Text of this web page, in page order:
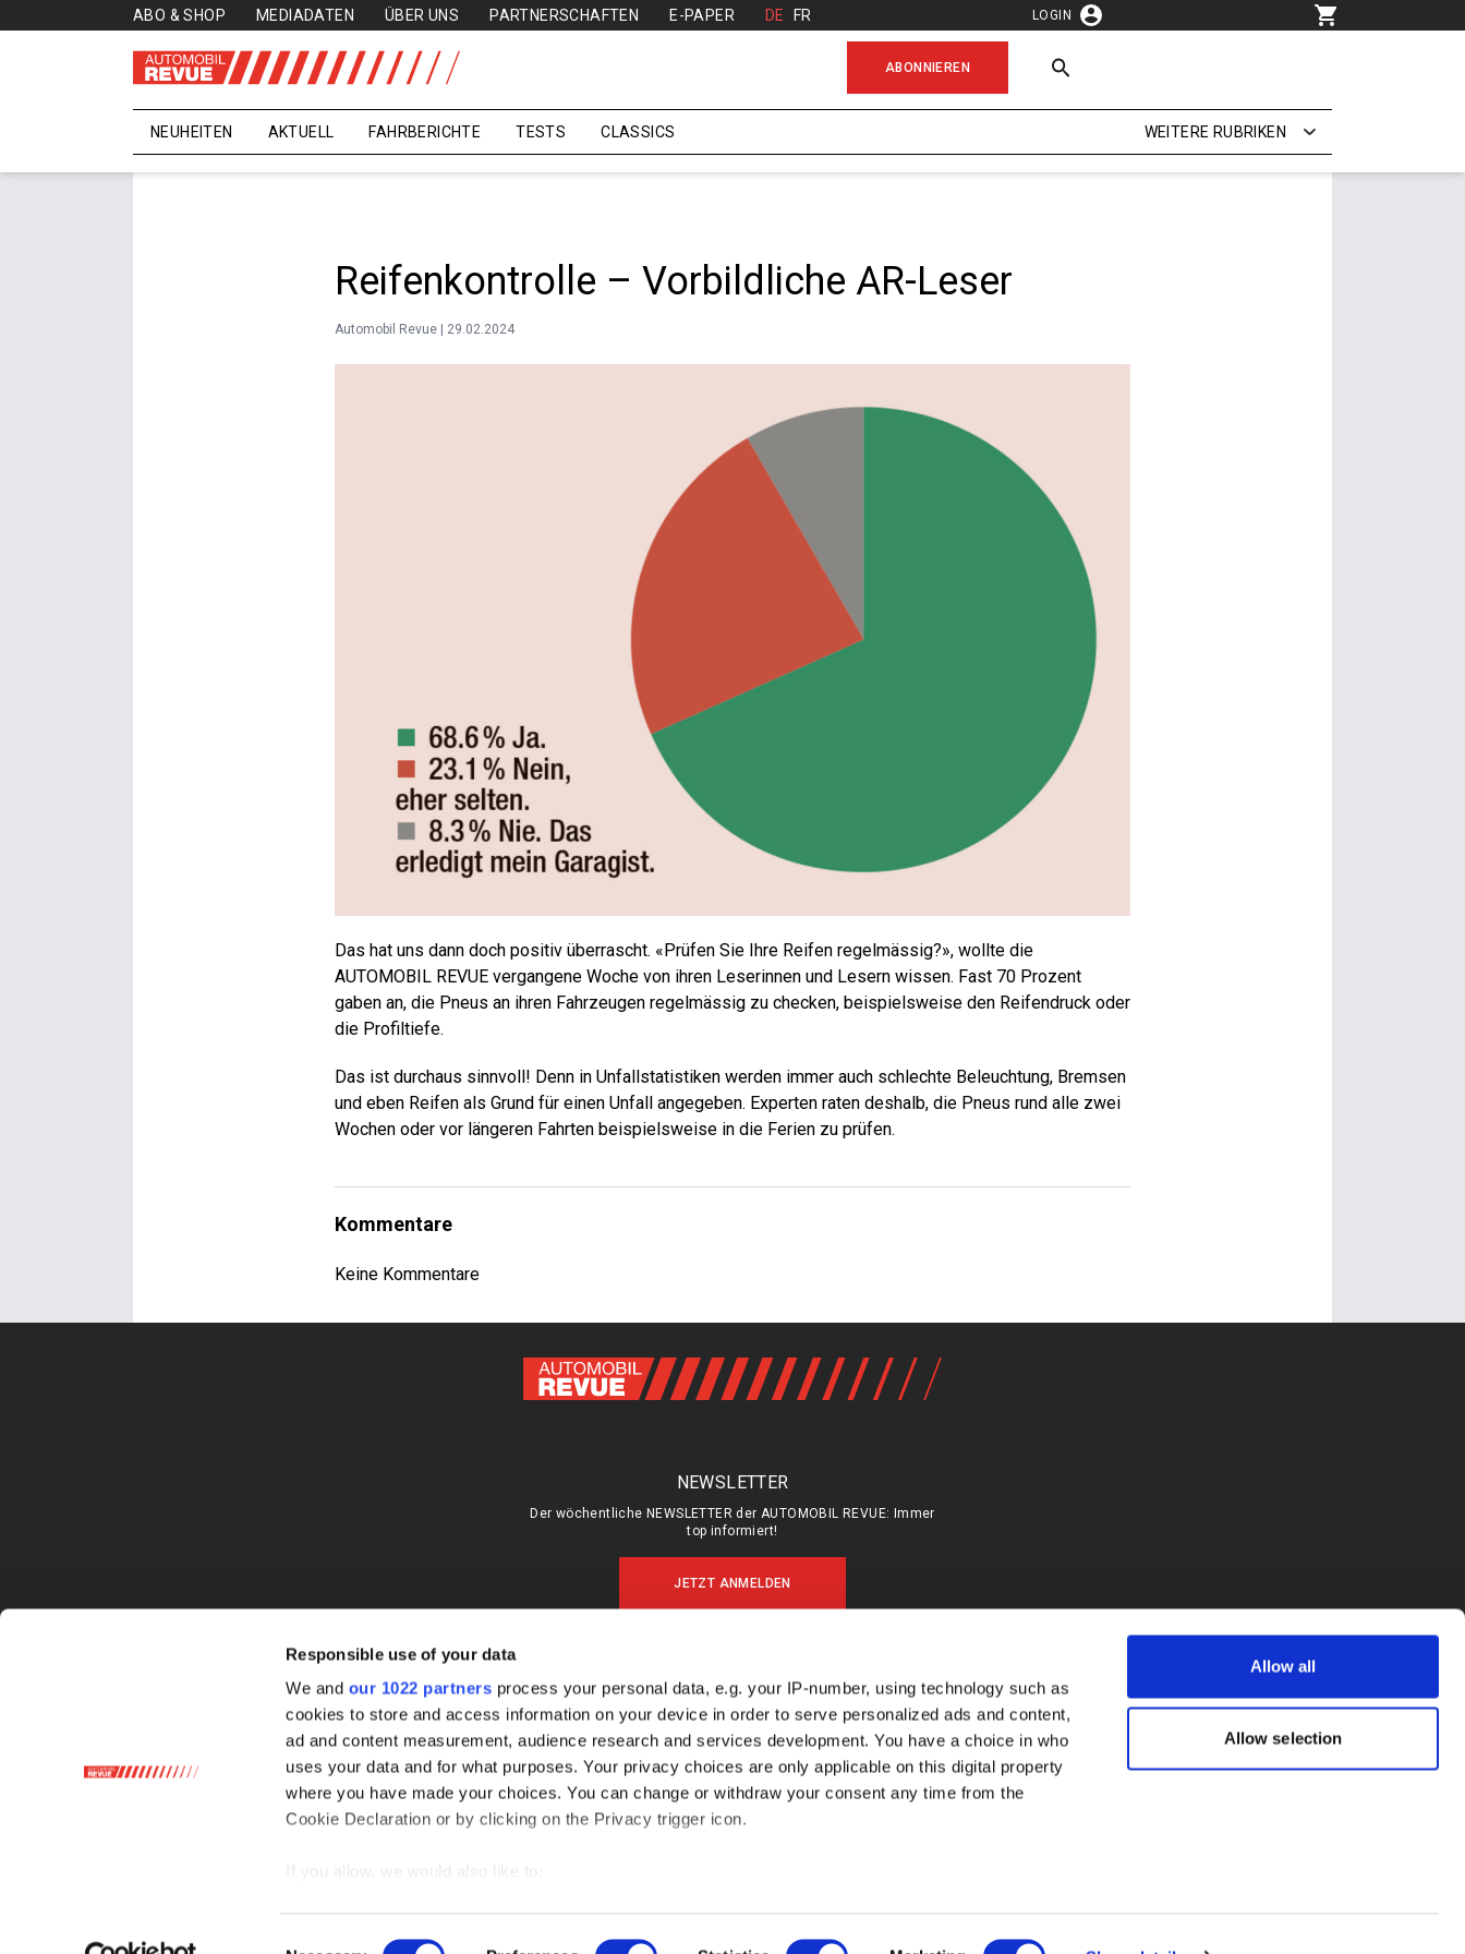
Responsible use of your data
We and our 1022 partners process your personal data, e.g. your IP-number, using technology such as
cookies to store and access information on your device in order to serve personalized ads and content,
ad and content measurement, audience research and services development. You have a choice in who
uses your data and for what purposes. Your privacy choices are only applicable on this digital property
where you have made your choices. You can change or withdraw your consent any time from the
Cookie Declaration or by clicking on the Privacy trigger icon.
If you allow, we would also like to:
Allow all
Allow selection
ABO & SHOP MEDIADATEN ÜBER UNS PARTNERSCHAFTEN E-PAPER DE FR LOGIN
ABONNIEREN
NEUHEITEN AKTUELL FAHRBERICHTE TESTS CLASSICS WEITERE RUBRIKEN
Reifenkontrolle – Vorbildliche AR-Leser
Automobil Revue | 29.02.2024
Das hat uns dann doch positiv überrascht. «Prüfen Sie Ihre Reifen regelmässig?», wollte die
AUTOMOBIL REVUE vergangene Woche von ihren Leserinnen und Lesern wissen. Fast 70 Prozent
gaben an, die Pneus an ihren Fahrzeugen regelmässig zu checken, beispielsweise den Reifendruck oder
die Profiltiefe.
Das ist durchaus sinnvoll! Denn in Unfallstatistiken werden immer auch schlechte Beleuchtung, Bremsen
und eben Reifen als Grund für einen Unfall angegeben. Experten raten deshalb, die Pneus rund alle zwei
Wochen oder vor längeren Fahrten beispielsweise in die Ferien zu prüfen.
Kommentare
Keine Kommentare
NEWSLETTER
Der wöchentliche NEWSLETTER der AUTOMOBIL REVUE: Immer
top informiert!
JETZT ANMELDEN
MEIN ABO (LOGIN)
ABO & SHOP
E-PAPER
KÜNDIGUNG
DATENSCHUTZ
ÜBER UNS
MEDIADATEN
KONTAKT
IMPRESSUM